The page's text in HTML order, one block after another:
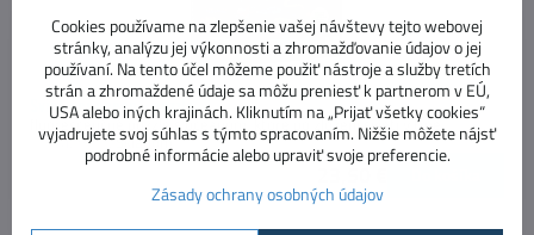
Svietiaci oceán - puzzle
fluorescenčné puzzle s oceánom, ktoré po zložení svieti v tme
Dostupnosť: Skladom
23,50 €
Cookies používame na zlepšenie vašej návštevy tejto webovej
stránky, analýzu jej výkonnosti a zhromažďovanie údajov o jej
používaní. Na tento účel môžeme použiť nástroje a služby tretích
strán a zhromaždené údaje sa môžu preniesť k partnerom v EÚ,
USA alebo iných krajinách. Kliknutím na „Prijať všetky cookies“
vyjadrujete svoj súhlas s týmto spracovaním. Nižšie môžete nájsť
podrobné informácie alebo upraviť svoje preferencie.
Zásady ochrany osobných údajov